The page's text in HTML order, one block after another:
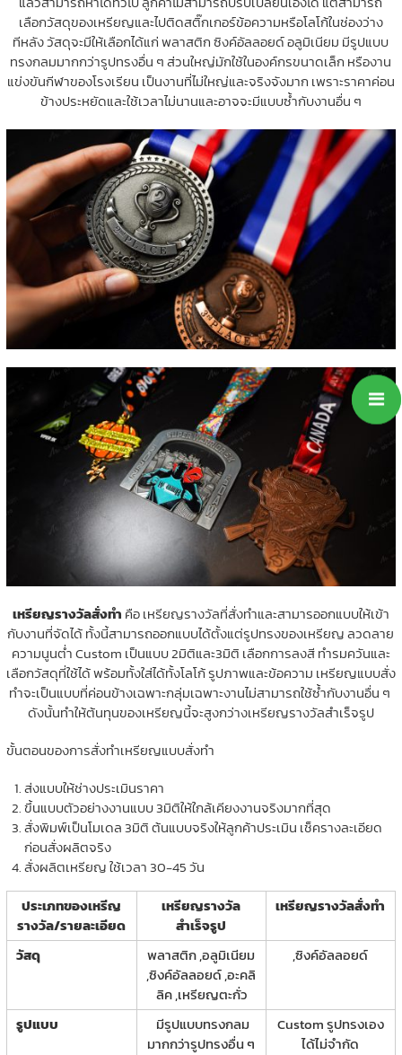
เลือกวัสดุของเหรียญและไปติดสติ๊กเกอร์ข้อความหรือโลโก้ในช่องว่าง
ทีหลัง วัสดุจะมีให้เลือกได้แก่ พลาสติก ซิงค์อัลลอยด์ อลูมิเนียม มีรูปแบบ
ทรงกลมมากกว่ารูปทรงอื่น ๆ ส่วนใหญ่มักใช้ในองค์กรขนาดเล็ก หรืองาน
แข่งขันกีฬาของโรงเรียน เป็นงานที่ไม่ใหญ่และจริงจังมาก เพราะราคาค่อน
ข้างประหยัดและใช้เวลาไม่นานและอาจจะมีแบบซ้ำกับงานอื่น ๆ
เหรียญรางวัลสั่งทำ คือ เหรียญรางวัลที่สั่งทำและสามารออกแบบให้เข้า
กับงานที่จัดได้ ทั้งนี้สามารถออกแบบได้ตั้งแต่รูปทรงของเหรียญ ลวดลาย
ความนูนต่ำ Custom เป็นแบบ 2มิติและ3มิติ เลือกการลงสี ทำรมควันและ
เลือกวัสดุที่ใช้ได้ พร้อมทั้งใส่ได้ทั้งโลโก้ รูปภาพและข้อความ เหรียญแบบสั่ง
ทำจะเป็นแบบที่ค่อนข้างเฉพาะกลุ่มเฉพาะงานไม่สามารถใช้ซ้ำกับงานอื่น ๆ
ดังนั้นทำให้ต้นทุนของเหรียญนี้จะสูงกว่างเหรียญรางวัลสำเร็จรูป
ขั้นตอนของการสั่งทำเหรียญแบบสั่งทำ
ส่งแบบให้ช่างประเมินราคา
ขึ้นแบบตัวอย่างงานแบบ 3มิติให้ใกล้เคียงงานจริงมากที่สุด
สั่งพิมพ์เป็นโมเดล 3มิติ ต้นแบบจริงให้ลูกค้าประเมิน เช็ครางละเอียด
ก่อนสั่งผลิตจริง
สั่งผลิตเหรียญ ใช้เวลา 30-45 วัน
ประเภทของเหรีญ
รางวัล/รายละเอียด
เหรียญรางวัล
สำเร็จรูป
เหรียญรางวัลสั่งทำ
วัสดุ
พลาสติก ,อลูมิเนียม
,ซิงค์อัลลอยด์ ,อะคลิ
ลิค ,เหรียญตะกั่ว
,ซิงค์อัลลอยด์
รูปแบบ
มีรูปแบบทรงกลม
มากกว่ารูปทรงอื่น ๆ
Custom รูปทรงเอง
ได้ไม่จำกัด